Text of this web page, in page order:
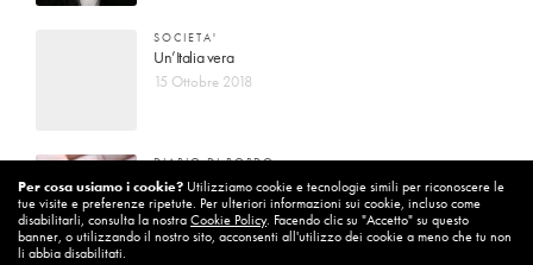
SOCIETA'
Un’Italia vera
15 Ottobre 2018
DIARIO DI BORDO
La vita vince sempre
8 Ottobre 2018
Per cosa usiamo i cookie? Utilizziamo cookie e tecnologie simili per riconoscere le
tue visite e preferenze ripetute. Per ulteriori informazioni sui cookie, incluso come
disabilitarli, consulta la nostraCookie Policy. Facendo clic su "Accetto" su questo
banner, o utilizzando il nostro sito, acconsenti all'utilizzo dei cookie a meno che tu non
li abbia disabilitati.